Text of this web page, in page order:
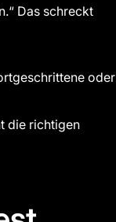
Das schreckt
oder
die richtigen